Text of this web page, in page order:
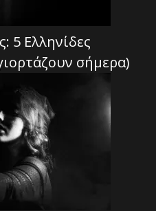
5 Ελληνίδες
σήμερα)